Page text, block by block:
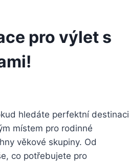
pro výlet s
hledáte perfektní destinaci
místem pro rodinné
věkové skupiny. Od
co potřebujete pro